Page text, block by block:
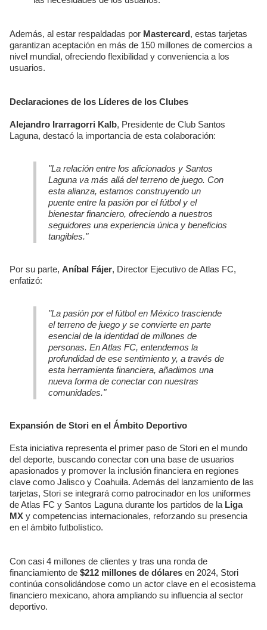
Además, al estar respaldadas por Mastercard, estas tarjetas
garantizan aceptación en más de 150 millones de comercios a
nivel mundial, ofreciendo flexibilidad y conveniencia a los
usuarios.
Declaraciones de los Líderes de los Clubes
Alejandro Irarragorri Kalb, Presidente de Club Santos
Laguna, destacó la importancia de esta colaboración:
"La relación entre los aficionados y Santos
Laguna va más allá del terreno de juego. Con
esta alianza, estamos construyendo un
puente entre la pasión por el fútbol y el
bienestar financiero, ofreciendo a nuestros
seguidores una experiencia única y beneficios
tangibles."
Por su parte, Aníbal Fájer, Director Ejecutivo de Atlas FC,
enfatizó:
"La pasión por el fútbol en México trasciende
el terreno de juego y se convierte en parte
esencial de la identidad de millones de
personas. En Atlas FC, entendemos la
profundidad de ese sentimiento y, a través de
esta herramienta financiera, añadimos una
nueva forma de conectar con nuestras
comunidades."
Expansión de Stori en el Ámbito Deportivo
Esta iniciativa representa el primer paso de Stori en el mundo
del deporte, buscando conectar con una base de usuarios
apasionados y promover la inclusión financiera en regiones
clave como Jalisco y Coahuila. Además del lanzamiento de las
tarjetas, Stori se integrará como patrocinador en los uniformes
de Atlas FC y Santos Laguna durante los partidos de la Liga
MX y competencias internacionales, reforzando su presencia
en el ámbito futbolístico.
Con casi 4 millones de clientes y tras una ronda de
financiamiento de $212 millones de dólares en 2024, Stori
continúa consolidándose como un actor clave en el ecosistema
financiero mexicano, ahora ampliando su influencia al sector
deportivo.